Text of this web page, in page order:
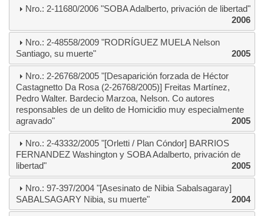
Nro.: 2-11680/2006 "SOBA Adalberto, privación de libertad"
2006
Nro.: 2-48558/2009 "RODRÍGUEZ MUELA Nelson
Santiago, su muerte"
2005
Nro.: 2-26768/2005 "[Desaparición forzada de Héctor
Castagnetto Da Rosa (2-26768/2005)] Freitas Martínez,
Pedro Walter. Bardecio Marzoa, Nelson. Co autores
responsables de un delito de Homicidio muy especialmente
agravado"
2005
Nro.: 2-43332/2005 "[Orletti / Plan Cóndor] BARRIOS
FERNANDEZ Washington y SOBA Adalberto, privación de
libertad"
2005
Nro.: 97-397/2004 "[Asesinato de Nibia Sabalsagaray]
SABALSAGARY Nibia, su muerte"
2004